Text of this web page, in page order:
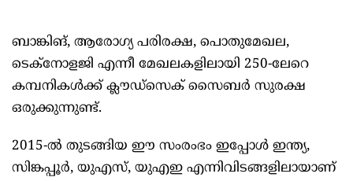
ബാങ്കിങ്, ആരോഗ്യ പരിരക്ഷ, പൊതുമേഖല,
ടെക്നോളജി എന്നീ മേഖലകളിലായി 250-ലേറെ
കമ്പനികള്‍ക്ക് ക്ലൗഡ്സെക് സൈബർ സുരക്ഷ
ഒരുക്കുന്നുണ്ട്.
2015-ല്‍ തുടങ്ങിയ ഈ സംരംഭം ഇപ്പോള്‍ ഇന്ത്യ,
സിങ്കപ്പൂർ, യുഎസ്, യുഎഇ എന്നിവിടങ്ങളിലായാണ്